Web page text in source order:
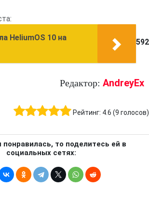
HeliumOS 10 на
592
Редактор: AndreyEx
Рейтинг: 4.6 (9 голосов)
понравилась, то поделитесь ей в
социальных сетях: